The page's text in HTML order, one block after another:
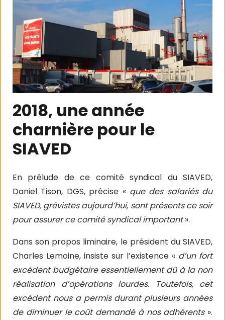
2018, une année
charnière pour le
SIAVED
En prélude de ce comité syndical du SIAVED,
Daniel Tison, DGS, précise « que des salariés du
SIAVED, grévistes aujourd’hui, sont présents ce soir
pour assurer ce comité syndical important».
Dans son propos liminaire, le président du SIAVED,
Charles Lemoine, insiste sur l’existence « d’un fort
excédent budgétaire essentiellement dû à la non
réalisation d’opérations lourdes. Toutefois, cet
excédent nous a permis durant plusieurs années
de diminuer le coût demandé à nos adhérents».